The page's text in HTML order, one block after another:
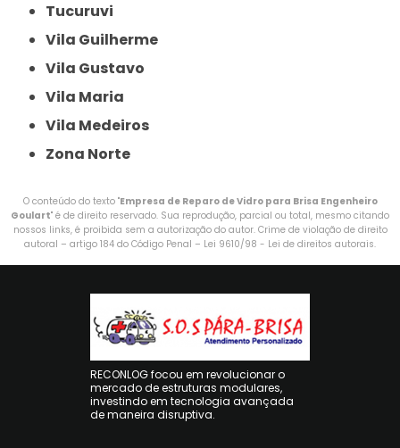
Tucuruvi
Vila Guilherme
Vila Gustavo
Vila Maria
Vila Medeiros
Zona Norte
O conteúdo do texto "Empresa de Reparo de Vidro para Brisa Engenheiro
Goulart" é de direito reservado. Sua reprodução, parcial ou total, mesmo citando
nossos links, é proibida sem a autorização do autor. Crime de violação de direito
autoral – artigo 184 do Código Penal – Lei 9610/98 - Lei de direitos autorais.
RECONLOG focou em revolucionar o
mercado de estruturas modulares,
investindo em tecnologia avançada
de maneira disruptiva.